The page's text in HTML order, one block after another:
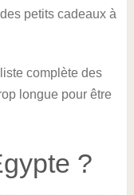
petits cadeaux à
complète des
longue pour être
?